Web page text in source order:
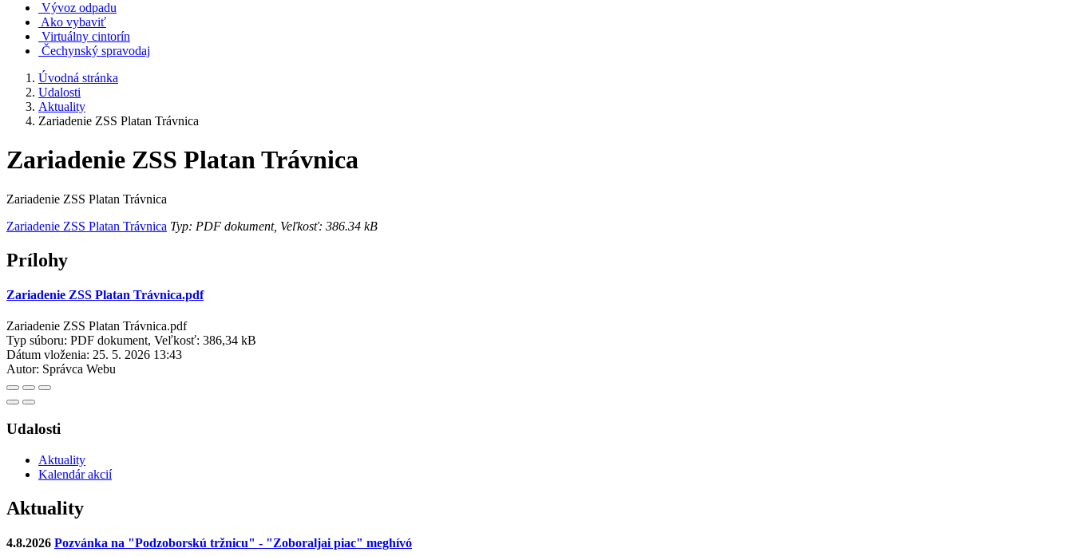
Vývoz odpadu
Ako vybaviť
Virtuálny cintorín
Čechynský spravodaj
Úvodná stránka
Udalosti
Aktuality
Zariadenie ZSS Platan Trávnica
Zariadenie ZSS Platan Trávnica
Zariadenie ZSS Platan Trávnica
Zariadenie ZSS Platan Trávnica Typ: PDF dokument, Veľkosť: 386.34 kB
Prílohy
Zariadenie ZSS Platan Trávnica.pdf
Zariadenie ZSS Platan Trávnica.pdf
Typ súboru: PDF dokument, Veľkosť: 386,34 kB
Dátum vloženia: 25. 5. 2026 13:43
Autor: Správca Webu
Udalosti
Aktuality
Kalendár akcií
Aktuality
4.8.2026 Pozvánka na "Podzoborskú tržnicu" - "Zoboraljai piac" meghívó